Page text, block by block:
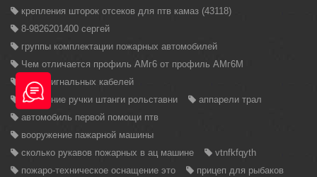
крепления шторок отсеков для птв камаз (43118)
8-9826201400 сергей
группы комплектации пожарных автомобилей
Чем отличается профиль АМг6 от профиль АМг6М
виды сигнальных кабелей
крепление ручки штанги рольставни
аппарели трал
автомобиль первой помощи птв
вооружение пажарной машины
сколько рукавов пожарных в ац машине
vtnfkfqyth
пожаро-техническое оснащение это
прицеп для рыбаков